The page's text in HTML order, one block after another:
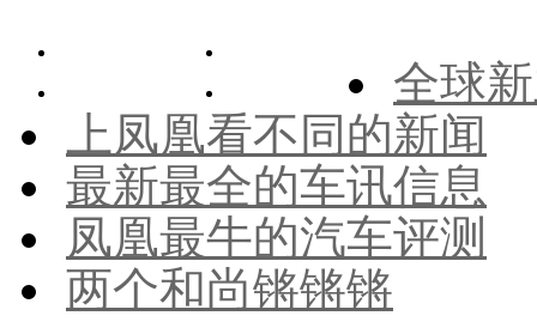
全球
上凤凰看不同的新闻
最新最全的车讯信息
凤凰最牛的汽车评测
两个和尚锵锵锵